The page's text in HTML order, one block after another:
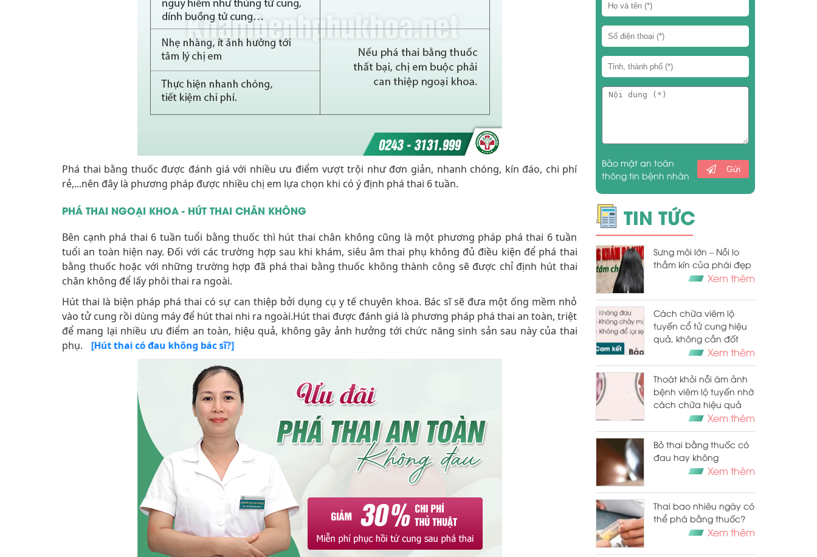
Phá thai bằng thuốc được đánh giá với nhiều ưu điểm vượt trội như đơn giản, nhanh chóng, kín đáo, chi phí
rẻ,...nên đây là phương pháp được nhiều chị em lựa chọn khi có ý định phá thai 6 tuần.
PHÁ THAI NGOẠI KHOA - HÚT THAI CHÂN KHÔNG
Bên cạnh phá thai 6 tuần tuổi bằng thuốc thì hút thai chân không cũng là một phương pháp phá thai 6 tuần
tuổi an toàn hiện nay. Đối với các trường hợp sau khi khám, siêu âm thai phụ không đủ điều kiện để phá thai
bằng thuốc hoặc với những trường hợp đã phá thai bằng thuốc không thành công sẽ được chỉ định hút thai
chân không để lấy phôi thai ra ngoài.
Hút thai là biện pháp phá thai có sự can thiệp bởi dụng cụ y tế chuyên khoa. Bác sĩ sẽ đưa một ống mềm nhỏ
vào tử cung rồi dùng máy để hút thai nhi ra ngoài.Hút thai được đánh giá là phương pháp phá thai an toàn, triệt
để mang lại nhiều ưu điểm an toàn, hiệu quả, không gây ảnh hưởng tới chức năng sinh sản sau này của thai
phụ.
[Hút thai có đau không bác sĩ?]
Bảo mật an toàn
thông tin bệnh nhân
Gửi
TIN TỨC
Sưng môi lớn – Nỗi lo
thầm kín của phái đẹp
Xem thêm
Cách chữa viêm lộ
tuyến cổ tử cung hiệu
quả, không cần đốt
Xem thêm
Thoát khỏi nỗi ám ảnh
bệnh viêm lộ tuyến nhờ
cách chữa hiệu quả
Xem thêm
Bỏ thai bằng thuốc có
đau hay không
Xem thêm
Thai bao nhiêu ngày có
thể phá bằng thuốc?
Xem thêm